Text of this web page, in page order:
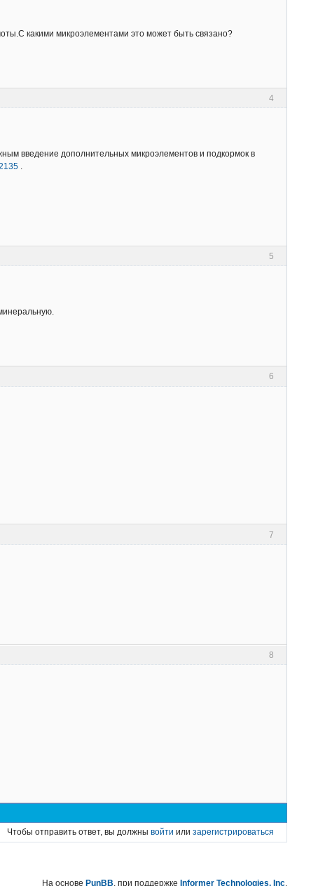
какими микроэлементами это может быть связано?
4
введение дополнительных микроэлементов и подкормок в
.
5
6
7
8
Чтобы отправить ответ, вы должнывойти илизарегистрироваться
На основе PunBB, при поддержке Informer Technologies, Inc.